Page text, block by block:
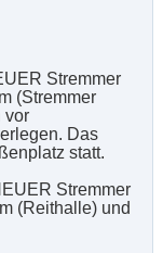
Stremmer
(Stremmer
vor
Das
statt.
Stremmer
(Reithalle) und